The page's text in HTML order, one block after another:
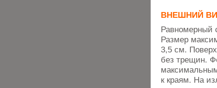
ВНЕШНИЙ
Равномерный
Размер
3,5 см.
без трещин.
к краям. На